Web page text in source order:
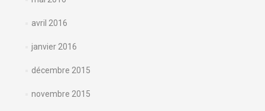
avril 2016
janvier 2016
décembre 2015
novembre 2015